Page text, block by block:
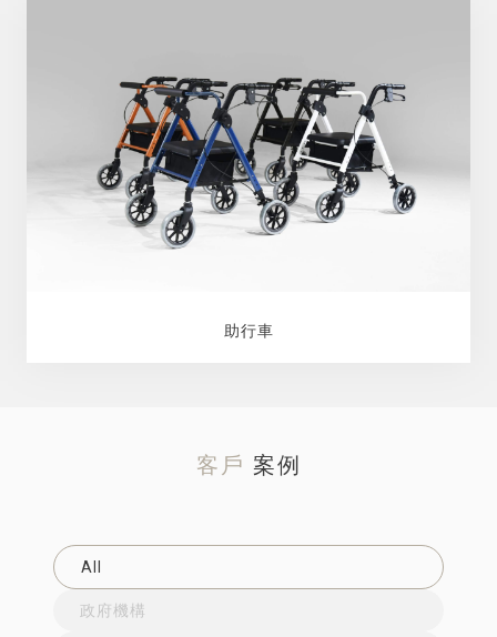
助行車
客戶 案例
All
政府機構